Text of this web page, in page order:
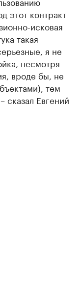
этот контракт
исковая
такая
я не
несмотря
вроде бы, не
тем
сказал Евгений